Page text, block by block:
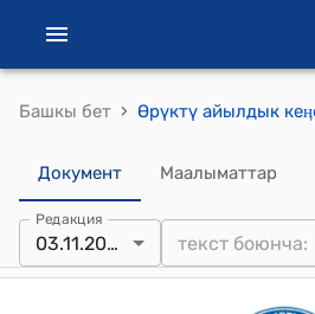
Башкы бет ›
Документ Маалыматтар
Редакция
03.11.2023